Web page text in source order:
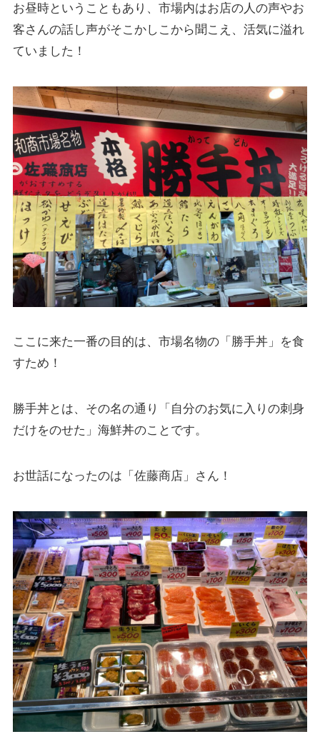
お昼時ということもあり、市場内はお店の人の声やお
客さんの話し声がそこかしこから聞こえ、活気に溢れ
ていました！
ここに来た一番の目的は、市場名物の「勝手丼」を食
すため！
勝手丼とは、その名の通り「自分のお気に入りの刺身
だけをのせた」海鮮丼のことです。
お世話になったのは「佐藤商店」さん！